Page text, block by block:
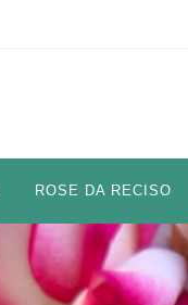
ROSE DA RECISO